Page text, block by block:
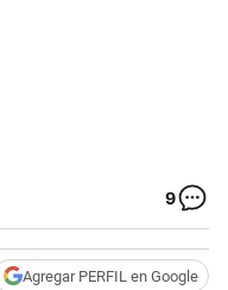
9
Agregar PERFIL en Google